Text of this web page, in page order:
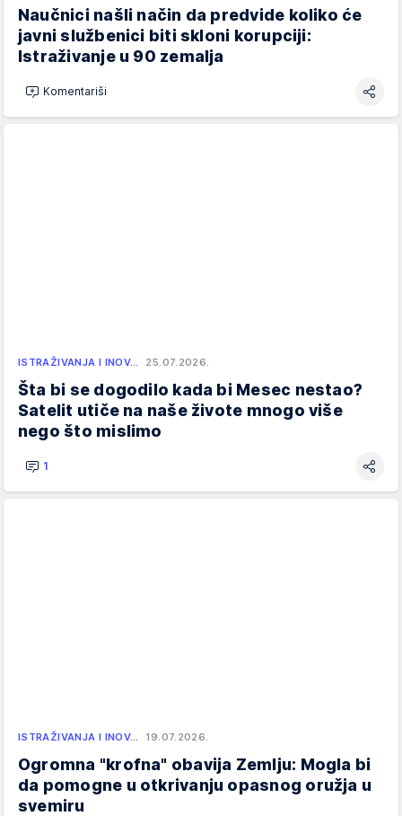
Naučnici našli način da predvide koliko će
javni službenici biti skloni korupciji:
Istraživanje u 90 zemalja
Komentariši
ISTRAŽIVANJA I INOV… 25.07.2026.
Šta bi se dogodilo kada bi Mesec nestao?
Satelit utiče na naše živote mnogo više
nego što mislimo
1
ISTRAŽIVANJA I INOV… 19.07.2026.
Ogromna "krofna" obavija Zemlju: Mogla bi
da pomogne u otkrivanju opasnog oružja u
svemiru